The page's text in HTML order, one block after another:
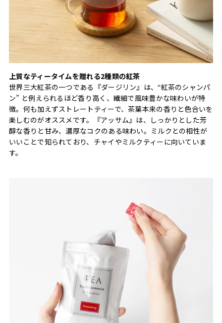
上質なティータイムを贈れる2種類の紅茶
世界三大紅茶の一つである『ダージリン』は、‟紅茶のシャンパ
ン” と例えられるほど香り高く、繊細で風味豊かな味わいが特
徴。何も加えずストレートティーで、茶葉本来の香りと色合いを
楽しむのがオススメです。『アッサム』は、しっかりとした芳
醇な香りと甘み、濃厚なコクのある味わい。ミルクとの相性が
いいことで知られており、チャイやミルクティーに向いていま
す。